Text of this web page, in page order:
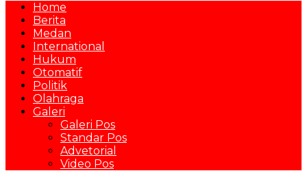
Home
Berita
Medan
International
Hukum
Otomatif
Politik
Olahraga
Galeri
Galeri Pos
Standar Pos
Advetorial
Video Pos